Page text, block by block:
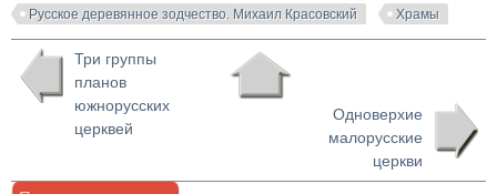
Русское деревянное зодчество. Михаил Красовский Храмы
Три группы
планов
южнорусских
церквей
Одноверхие
малорусские
церкви